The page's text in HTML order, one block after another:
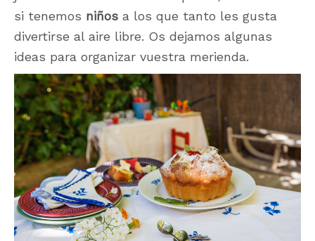
si tenemos niños a los que tanto les gusta
divertirse al aire libre. Os dejamos algunas
ideas para organizar vuestra merienda.